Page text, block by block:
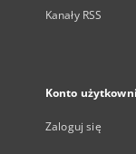
Kanały RSS
Konto
Zaloguj się